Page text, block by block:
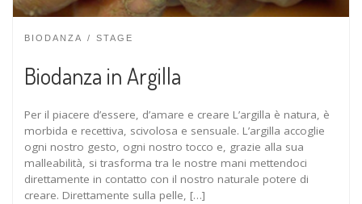
BIODANZA STAGE
Biodanza in Argilla
Per il piacere d’essere, d’amare e creare L’argilla è natura, è
morbida e recettiva, scivolosa e sensuale. L’argilla accoglie
ogni nostro gesto, ogni nostro tocco e, grazie alla sua
malleabilità, si trasforma tra le nostre mani mettendoci
direttamente in contatto con il nostro naturale potere di
creare. Direttamente sulla pelle, […]